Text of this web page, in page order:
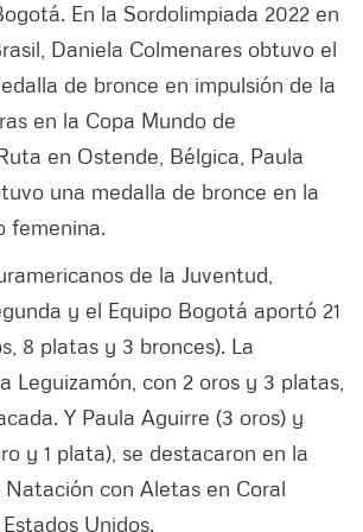
En la Sordolimpiada 2022 en
Daniela Colmenares obtuvo el
de bronce en impulsión de la
en la Copa Mundo de
en Ostende, Bélgica, Paula
una medalla de bronce en la
femenina.
de la Juventud,
y el Equipo Bogotá aportó 21
8 platas y 3 bronces). La
Leguizamón, con 2 oros y 3 platas,
Y Paula Aguirre (3 oros) y
y 1 plata), se destacaron en la
Natación con Aletas en Coral
Unidos.